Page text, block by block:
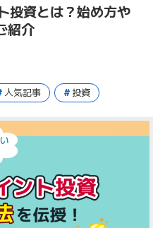
投資とは？始め方や
紹介
人気記事 投資